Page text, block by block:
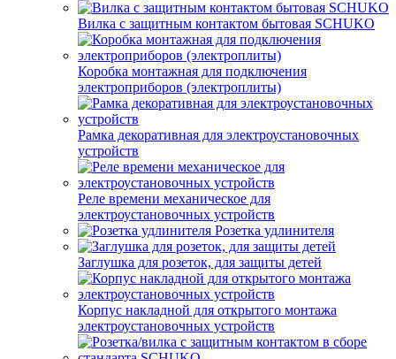
Вилка с защитным контактом бытовая SCHUKO
Коробка монтажная для подключения
электроприборов (электроплиты)
Рамка декоративная для электроустановочных
устройств
Реле времени механическое для
электроустановочных устройств
Розетка удлинителя
Заглушка для розеток, для защиты детей
Корпус накладной для открытого монтажа
электроустановочных устройств